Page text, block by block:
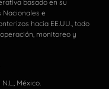
basado en su
Nacionales e
hacia EE.UU., todo
monitoreo y
México.